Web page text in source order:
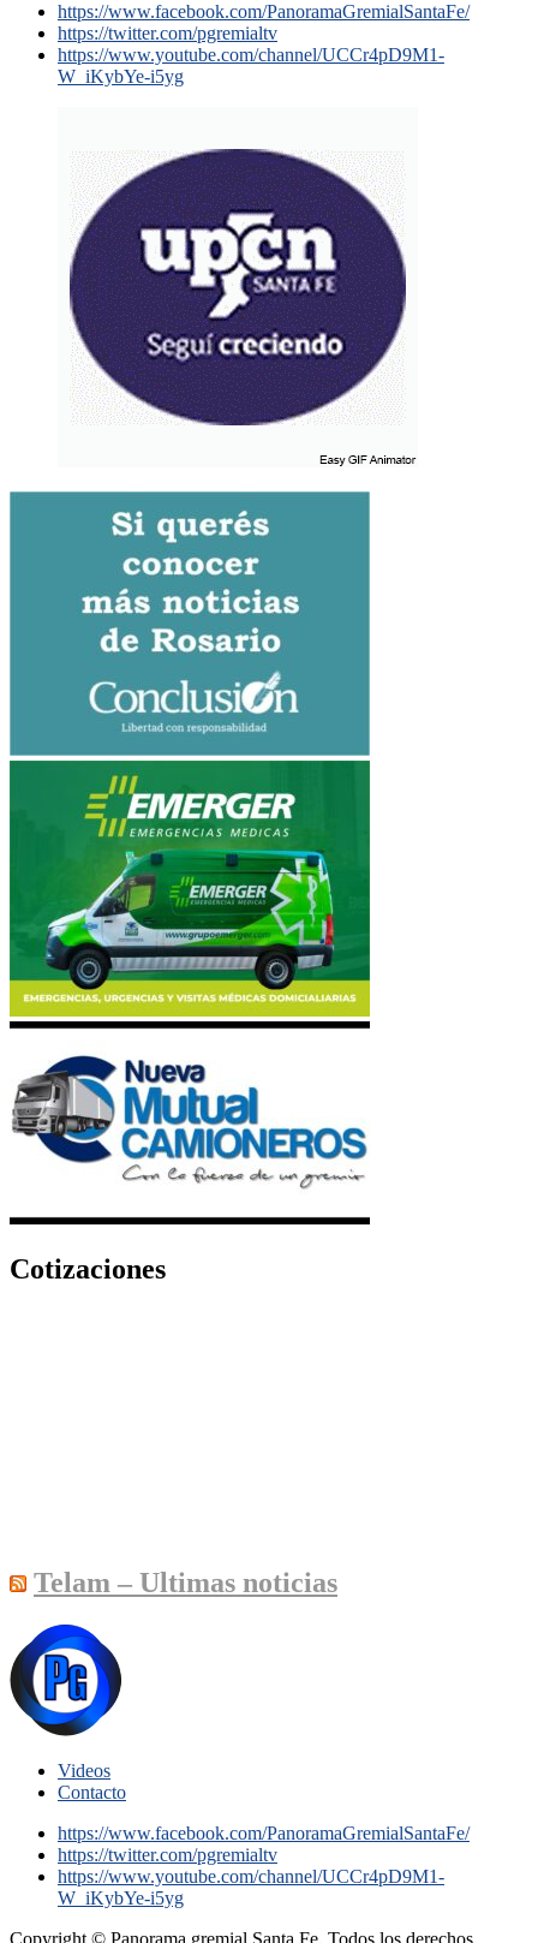
https://www.facebook.com/PanoramaGremialSantaFe/
https://twitter.com/pgremialtv
https://www.youtube.com/channel/UCCr4pD9M1-
W_iKybYe-i5yg
Cotizaciones
Telam – Ultimas noticias
Videos
Contacto
https://www.facebook.com/PanoramaGremialSantaFe/
https://twitter.com/pgremialtv
https://www.youtube.com/channel/UCCr4pD9M1-
W_iKybYe-i5yg
Copyright © Panorama gremial Santa Fe. Todos los derechos